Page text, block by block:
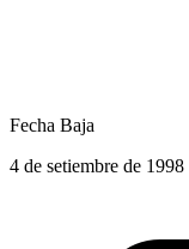
Fecha Baja
4 de setiembre de 1998